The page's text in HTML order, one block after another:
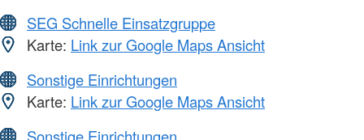
SEG Schnelle Einsatzgruppe
Karte: Link zur Google Maps Ansicht
Sonstige Einrichtungen
Karte: Link zur Google Maps Ansicht